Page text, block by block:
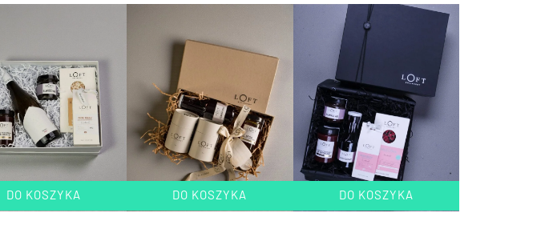
DO KOSZYKA DO KOSZYKA DO KOSZYKA